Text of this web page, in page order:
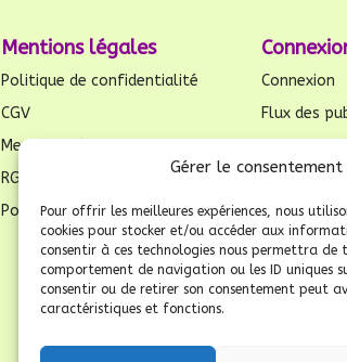
Gérer le
Pour offrir les meilleures expériences, nous
cookies pour stocker et/ou accéder aux
consentir à ces technologies nous permettra de
comportement de navigation ou les ID uniques
consentir ou de retirer son consentement peut
caractéristiques et fonctions.
Mentions légales
Politique de confidentialité
CGV
Mentions légales
RGPD
Politique de cookies (UE)
Connexion
Flux des
Site de